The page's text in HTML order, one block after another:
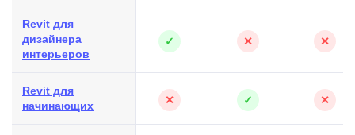
Revit для
дизайнера
интерьеров
✓ ✕ ✕
Revit для
начинающих
✕ ✓ ✕